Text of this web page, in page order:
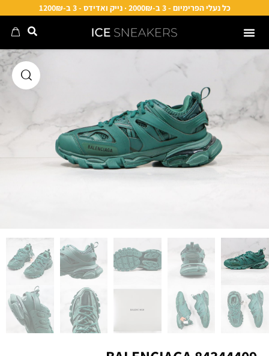
כל נעלי הפרימיום - 3 ב-2000₪ · נייק ואדידס - 3 ב-1200₪